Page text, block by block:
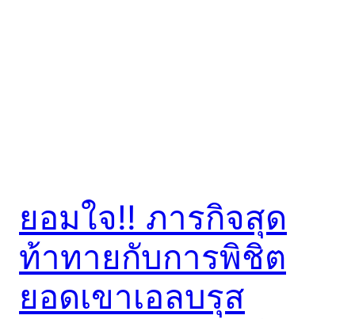
ยอมใจ!! ภารกิจสุด
ท้าทายกับการพิชิต
ยอดเขาเอลบรุส